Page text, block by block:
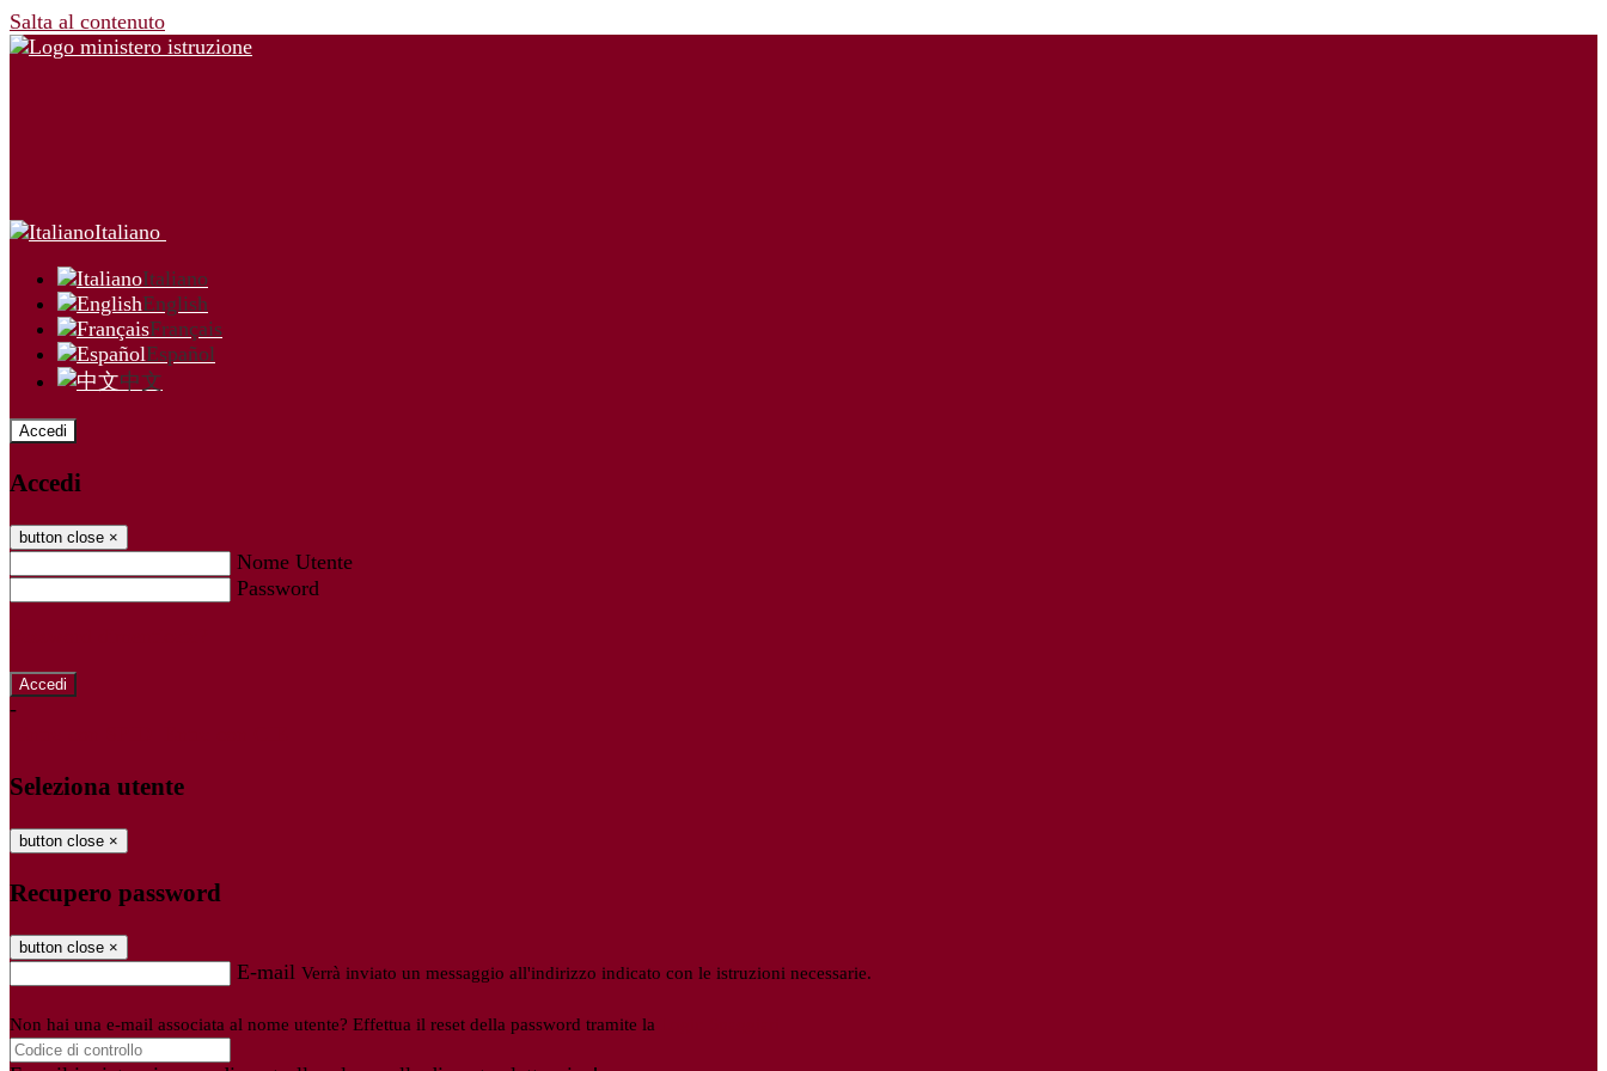
Salta al contenuto
Italiano
Italiano
English
Français
Español
中文
Accedi
Accedi
button close ×
Nome Utente
Password
-
Seleziona utente
button close ×
Recupero password
button close ×
E-mail Verrà inviato un messaggio all'indirizzo indicato con le istruzioni necessarie.
Non hai una e-mail associata al nome utente? Effettua il reset della password tramite la